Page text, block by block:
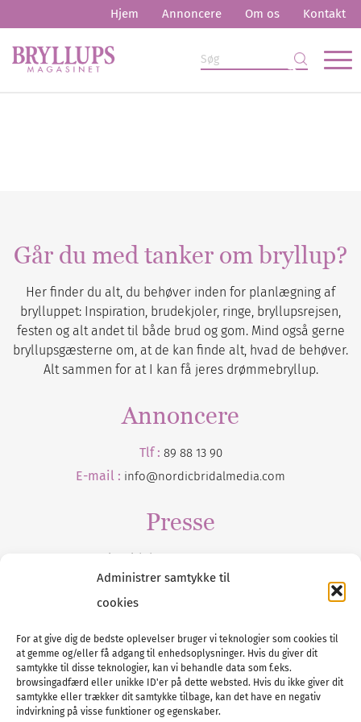
Administrer samtykke til
cookies
For at give dig de bedste oplevelser bruger vi teknologier som cookies til
at gemme og/eller få adgang til enhedsoplysninger. Hvis du giver dit
samtykke til disse teknologier, kan vi behandle data som f.eks.
browsingadfærd eller unikke ID'er på dette websted. Hvis du ikke giver dit
samtykke eller trækker dit samtykke tilbage, kan det have en negativ
indvirkning på visse funktioner og egenskaber.
Hjem Annoncere Om os Kontakt
Går du med tanker om bryllup?
Her finder du alt, du behøver inden for planlægning af
brylluppet: Inspiration, brudekjoler, ringe, bryllupsrejsen,
festen og alt andet til både brud og gom. Mind også gerne
bryllupsgæsterne om, at de kan finde alt, hvad de behøver.
Alt sammen for at I kan få jeres drømmebryllup.
Annoncere
Tlf : 89 88 13 90
E-mail : info@nordicbridalmedia.com
Presse
Tilmeld dig vores
Tel :89 88 13 90
E-post:info@nordicbridalmedia.com
Nordic Bridal Media